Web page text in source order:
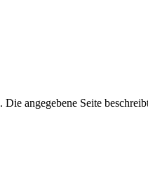
. Die angegebene Seite